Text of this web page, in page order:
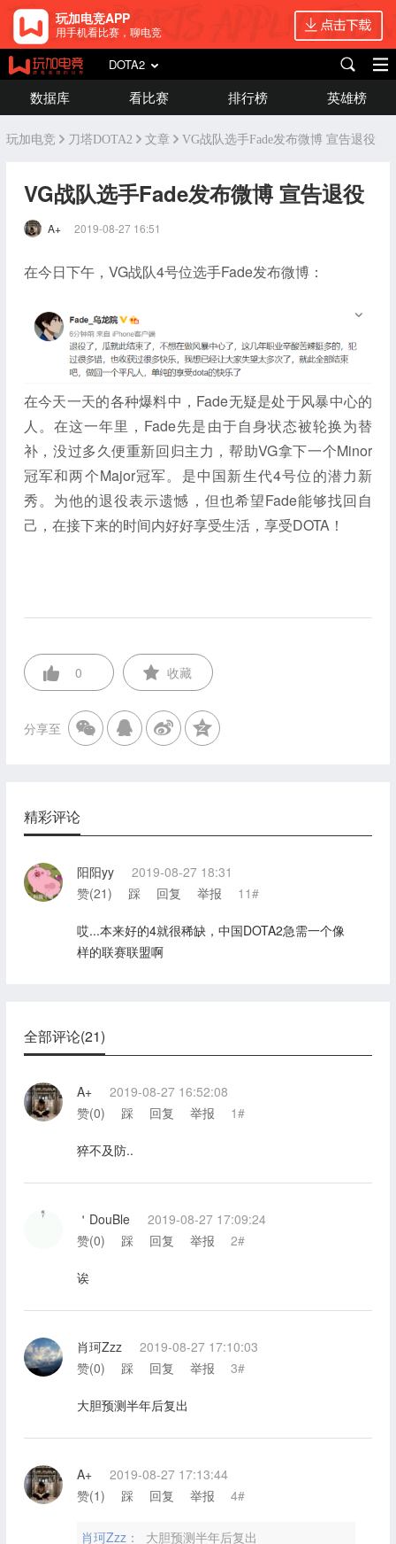
玩加电竞APP
用手机看比赛，聊电竞
DOTA2
数据库 看比赛 排行榜 英雄榜
玩加电竞 刀塔DOTA2 文章 VG战队选手Fade发布微博 宣告退役
VG战队选手Fade发布微博 宣告退役
A+ 2019-08-27 16:51
在今日下午，VG战队4号位选手Fade发布微博：
在今天一天的各种爆料中，Fade无疑是处于风暴中心的
人。在这一年里，Fade先是由于自身状态被轮换为替
补，没过多久便重新回归主力，帮助VG拿下一个Minor
冠军和两个Major冠军。是中国新生代4号位的潜力新
秀。为他的退役表示遗憾，但也希望Fade能够找回自
己，在接下来的时间内好好享受生活，享受DOTA！
0 收藏
分享至
精彩评论
阳阳yy
2019-08-27 18:31
赞(21) 踩 回复 举报 11#
哎...本来好的4就很稀缺，中国DOTA2急需一个像
样的联赛联盟啊
全部评论(21)
A+
2019-08-27 16:52:08
赞(0) 踩 回复 举报 1#
猝不及防..
＇DouBle
2019-08-27 17:09:24
赞(0) 踩 回复 举报 2#
诶
肖珂Zzz
2019-08-27 17:10:03
赞(0) 踩 回复 举报 3#
大胆预测半年后复出
A+
2019-08-27 17:13:44
赞(1) 踩 回复 举报 4#
肖珂Zzz：
大胆预测半年后复出